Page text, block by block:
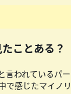
ことある？
言われている
で感じたマイノ